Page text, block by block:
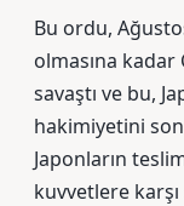
Bu ordu,
olmasına kadar
savaştı ve bu,
hakimiyetini
Japonların
kuvvetlere karşı